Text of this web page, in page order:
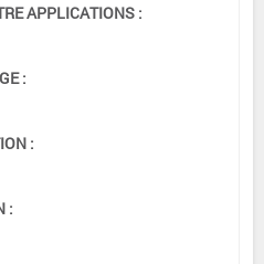
APPLICATIONS :
:
:
: